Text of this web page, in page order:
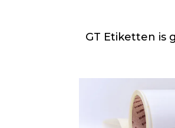
GT Etiketten is